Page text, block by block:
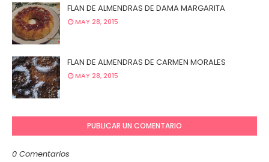
FLAN DE ALMENDRAS DE DAMA MARGARITA
MAY 28, 2015
FLAN DE ALMENDRAS DE CARMEN MORALES
MAY 28, 2015
PUBLICAR UN COMENTARIO
0 Comentarios